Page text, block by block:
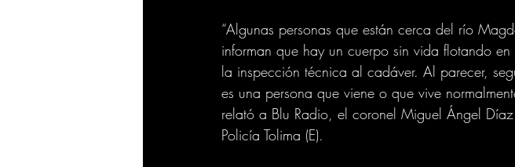
“Algunas personas que están cerca del río
informan que hay un cuerpo sin vida flotando
la inspección técnica al cadáver. Al parecer,
es una persona que viene o que vive
relató a Blu Radio, el coronel Miguel Ángel
Policía Tolima (E).